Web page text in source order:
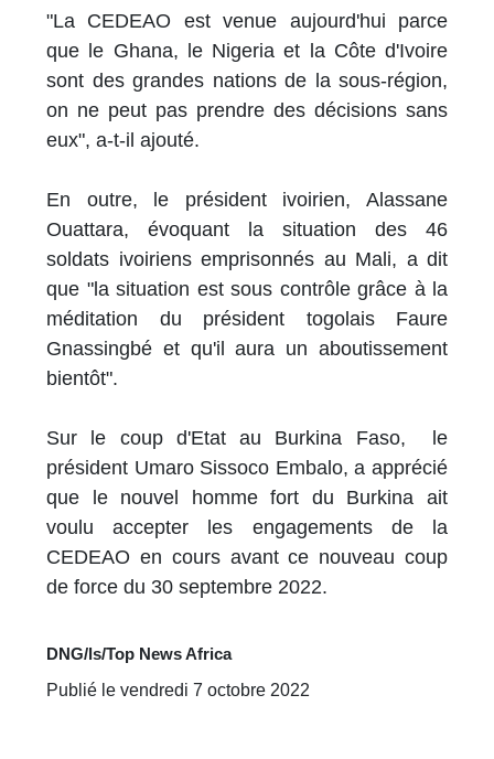
"La CEDEAO est venue aujourd'hui parce
que le Ghana, le Nigeria et la Côte d'Ivoire
sont des grandes nations de la sous-région,
on ne peut pas prendre des décisions sans
eux", a-t-il ajouté.
En outre, le président ivoirien, Alassane
Ouattara, évoquant la situation des 46
soldats ivoiriens emprisonnés au Mali, a dit
que "la situation est sous contrôle grâce à la
méditation du président togolais Faure
Gnassingbé et qu'il aura un aboutissement
bientôt".
Sur le coup d'Etat au Burkina Faso, le
président Umaro Sissoco Embalo, a apprécié
que le nouvel homme fort du Burkina ait
voulu accepter les engagements de la
CEDEAO en cours avant ce nouveau coup
de force du 30 septembre 2022.
DNG/ls/Top News Africa
Publié le vendredi 7 octobre 2022